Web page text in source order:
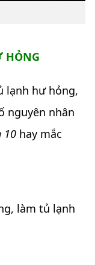
HỎNG
lạnh hư hỏng,
nguyên nhân
10 hay mắc
làm tủ lạnh